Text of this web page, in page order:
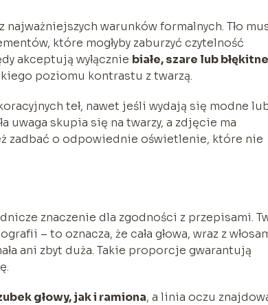
najważniejszych warunków formalnych. Tło
które mogłyby zaburzyć czytelność
akceptują wyłącznie białe, szare lub błękitne
poziomu kontrastu z twarzą.
teł, nawet jeśli wydają się modne
uwaga skupia się na twarzy, a zdjęcie ma
zadbać o odpowiednie oświetlenie, które nie
znaczenie dla zgodności z przepisami.
– to oznacza, że cała głowa, wraz z
ani zbyt duża. Takie proporcje gwarantują
głowy, jak i ramiona, a linia oczu